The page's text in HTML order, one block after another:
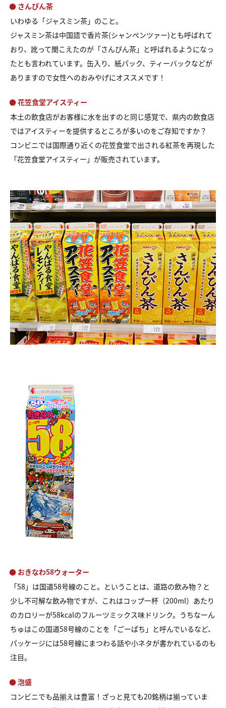
● さんぴん茶
いわゆる「ジャスミン茶」のこと。
ジャスミン茶は中国語で香片茶(シャンペンツァー)とも呼ばれて
おり、訛って聞こえたのが「さんぴん茶」と呼ばれるようになっ
たとも言われています。缶入り、紙パック、ティーバックなどが
ありますので女性へのおみやげにオススメです！
● 花笠食堂アイスティー
本土の飲食店がお客様に水を出すのと同じ感覚で、 県内の飲食店
ではアイスティーを提供するところが多いのをご存知ですか？
コンビニでは国際通り近くの花笠食堂で出される紅茶を再現した
「花笠食堂アイスティー」が販売されています。
● おきなわ58ウォーター
「58」は国道58号線のこと。ということは、道路の飲み物？ と
少し不可解な飲み物ですが、 これはコップ一杯（200ml）あたり
のカロリーが58kcalのフルーツミックス味ドリンク。 うちなーん
ちゅはこの国道58号線のことを 「ごーぱち」と呼んでいるなど、
パッケージには58号線にまつわる話や小ネタが書かれているのも
注目。
● 泡盛
コンビニでも品揃えは豊富！ざっと見ても20銘柄は揃っていま